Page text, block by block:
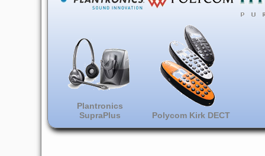
Plantronics
SupraPlus
Polycom Kirk DECT